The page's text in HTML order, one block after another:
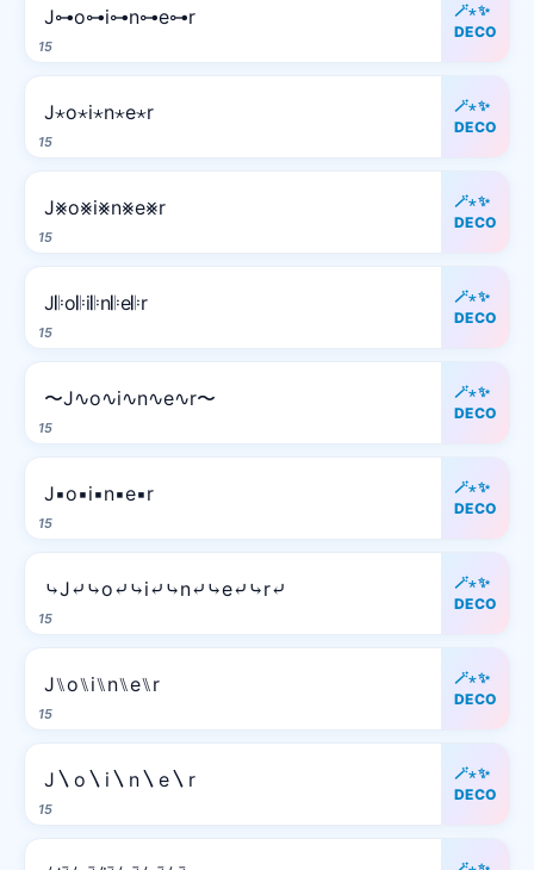
15
J⊶o⊶i⊶n⊶e⊶r
🪄⋆✨
DECO
15
J⋆o⋆i⋆n⋆e⋆r
🪄⋆✨
DECO
15
J⨳o⨳i⨳n⨳e⨳r
🪄⋆✨
DECO
15
J𝄆o𝄆i𝄆n𝄆e𝄆r
🪄⋆✨
DECO
15
〜J∿o∿i∿n∿e∿r〜
🪄⋆✨
DECO
15
J▪o▪i▪n▪e▪r
🪄⋆✨
DECO
15
⤷J⤶⤷o⤶⤷i⤶⤷n⤶⤷e⤶⤷r⤶
🪄⋆✨
DECO
15
J⑊o⑊i⑊n⑊e⑊r
🪄⋆✨
DECO
15
J〵o〵i〵n〵e〵r
🪄⋆✨
DECO